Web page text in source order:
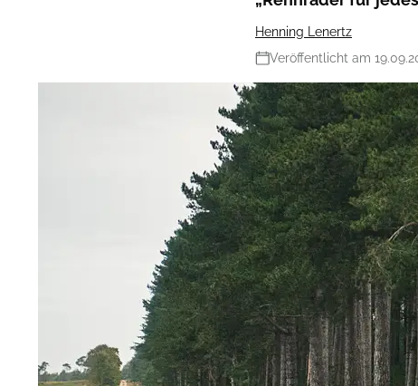
Henning Lenertz
Veröffentlicht am